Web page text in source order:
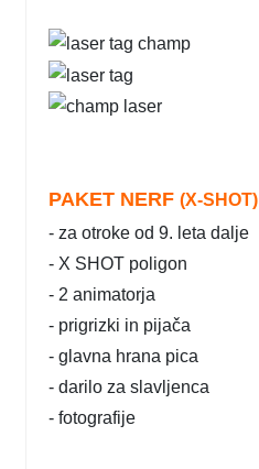
PAKET NERF (X-SHOT)
- za otroke od 9. leta dalje
- X SHOT poligon
- 2 animatorja
- prigrizki in pijača
- glavna hrana pica
- darilo za slavljenca
- fotografije